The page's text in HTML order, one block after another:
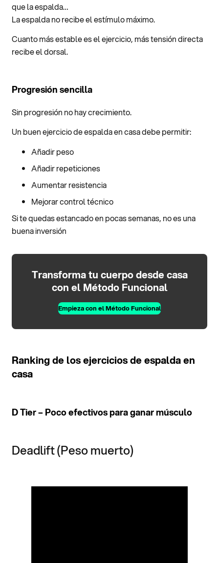
que la espalda…
La espalda no recibe el estímulo máximo.
Cuanto más estable es el ejercicio, más tensión directa
recibe el dorsal.
Progresión sencilla
Sin progresión no hay crecimiento.
Un buen ejercicio de espalda en casa debe permitir:
Añadir peso
Añadir repeticiones
Aumentar resistencia
Mejorar control técnico
Si te quedas estancado en pocas semanas, no es una
buena inversión
Transforma tu cuerpo desde casa
con el Método Funcional
Empieza con el Método Funcional
Ranking de los ejercicios de espalda en
casa
D Tier – Poco efectivos para ganar músculo
Deadlift (Peso muerto)